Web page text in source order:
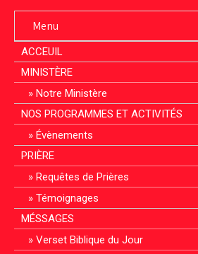
Menu
ACCEUIL
MINISTÈRE
Notre Ministère
NOS PROGRAMMES ET ACTIVITÉS
Évènements
PRIÈRE
Requêtes de Prières
Témoignages
MÉSSAGES
Verset Biblique du Jour